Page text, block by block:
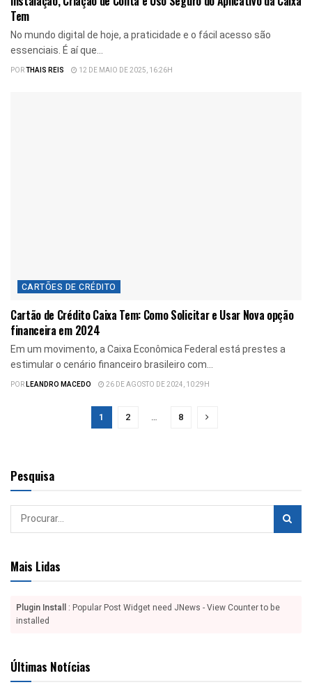
Tem
No mundo digital de hoje, a praticidade e o fácil acesso são
essenciais. É aí que...
PORTHAIS REIS 12 DE MAIO DE 2025, 16:26H
CARTÕES DE CRÉDITO
Cartão de Crédito Caixa Tem: Como Solicitar e Usar Nova opção
financeira em 2024
Em um movimento, a Caixa Econômica Federal está prestes a
estimular o cenário financeiro brasileiro com...
PORLEANDRO MACEDO 26 DE AGOSTO DE 2024, 10:29H
1 2 … 8
Pesquisa
Mais Lidas
Plugin Install : Popular Post Widget need JNews - View Counter to be
installed
Últimas Notícias